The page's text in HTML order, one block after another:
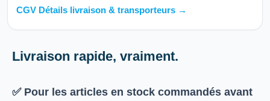
CGV Détails livraison & transporteurs →
Livraison rapide, vraiment.
✅ Pour les articles en stock commandés avant